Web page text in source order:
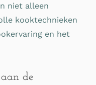
niet alleen
kooktechnieken
en het
de